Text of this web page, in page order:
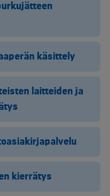
käsittely
laitteiden ja
kierrätys